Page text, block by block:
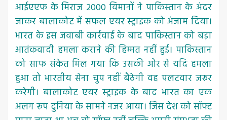
आईएएफ के मिराज 2000 विमानों ने पाकिस्तान के अंदर
जाकर बालाकोट में सफल एयर स्ट्राइक को अंजाम दिया।
भारत के इस जवाबी कार्रवाई के बाद पाकिस्तान को बड़ा
आतंकवादी हमला कराने की हिम्मत नहीं हुई। पाकिस्तान
को साफ संकेत मिल गया कि उसकी ओर से यदि हमला
हुआ तो भारतीय सेना चुप नहीं बैठेगी वह पलटवार जरूर
करेगी। बालाकोट एयर स्ट्राइक के बाद भारत का एक
अलग रूप दुनिया के सामने नजर आया। जिस देश को सॉफ्ट